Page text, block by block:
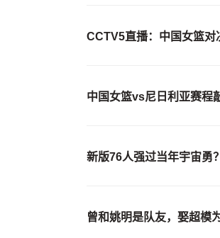
CCTV5直播：中国女篮对
中国女篮vs尼日利亚赛程
新版76人强过当年宇宙勇
曾和姚明是队友，娶超模